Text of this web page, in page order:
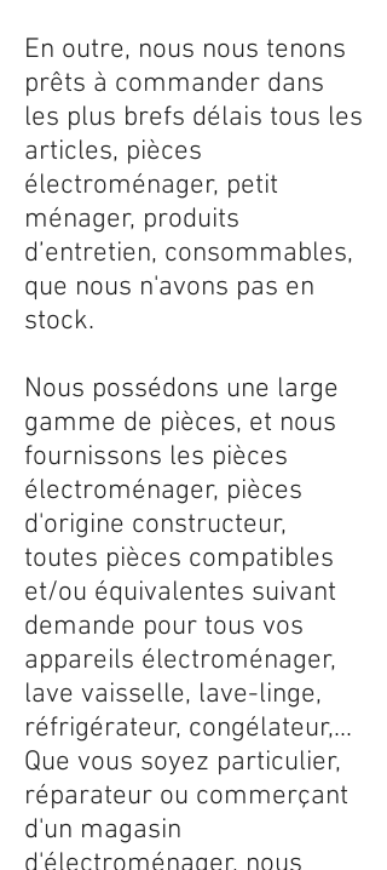
En outre, nous nous tenons
prêts à commander dans
les plus brefs délais tous les
articles, pièces
électroménager, petit
ménager, produits
d’entretien, consommables,
que nous n'avons pas en
stock.
Nous possédons une large
gamme de pièces, et nous
fournissons les pièces
électroménager, pièces
d'origine constructeur,
toutes pièces compatibles
et/ou équivalentes suivant
demande pour tous vos
appareils électroménager,
lave vaisselle, lave-linge,
réfrigérateur, congélateur,...
Que vous soyez particulier,
réparateur ou commerçant
d'un magasin